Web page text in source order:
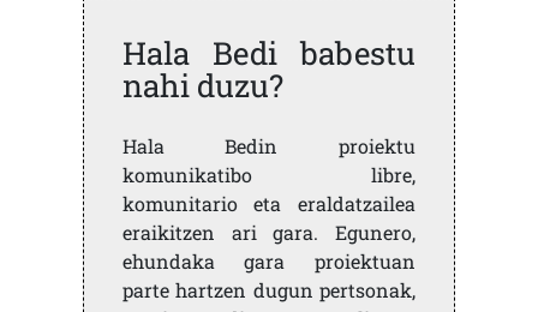
Hala Bedi babestu
nahi duzu?
Hala Bedin proiektu
komunikatibo libre,
komunitario eta eraldatzailea
eraikitzen ari gara. Egunero,
ehundaka gara proiektuan
parte hartzen dugun pertsonak,